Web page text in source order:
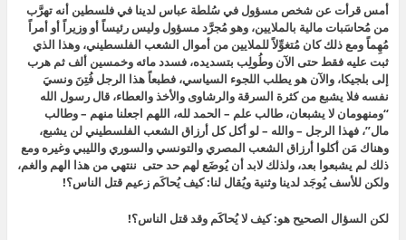
أمس قرأت عن شخص مسؤول في سُلطة عباس لدينا في فلسطين أنه تهرَّب
من مُحاسَبات مالية بالملايين، وهو مُجرَّد مسؤول وليس رئيساً أو وزيراً أو أمراً
مُهِماً ومع ذلك كان مُتغوِّلاً للملايين من أموال الشعب الفلسطيني، وهذا الذي
ثبت عليه فقط حتى الآن وطُولِب بتسديده، فسدد مائه وخمسين ألف ثم هرب
إلى بلجيكا، والآن هو يطلب اللجوء السياسي، فطبعاً هذا الرجل فُتِنَ ونسيَ
نفسه فلا يشبع من كثرة السرقة والرشاوى والأخذ والعطاء، قال رسول الله
“ومنهومان لا يشبعان، طالب علم – الحمد لله، اللهم اجعلنا منهم – وطالب
مال”، فهذا الرجل – والله – لو أكل كل أرزاق الشعب الفلسطيني لن يشبع،
وهناك مَن أكلوا أرزاق الشعب المصري والتونسي والسوري والليبي وغيره ومع
ذلك لم يشبعوا بعد، ولذلك لابد أن يُوضَع لهم حد حتى ننتهي من هذا الهم والغم،
ولكن للأسف يُوجَد لدينا وثنية ويُقال لنا: كيف يُحاكَم زعيم قتل الناس؟!
لكن السؤال الصحيح هو: كيف لا يُحاكَم وقد قتل الناس؟!